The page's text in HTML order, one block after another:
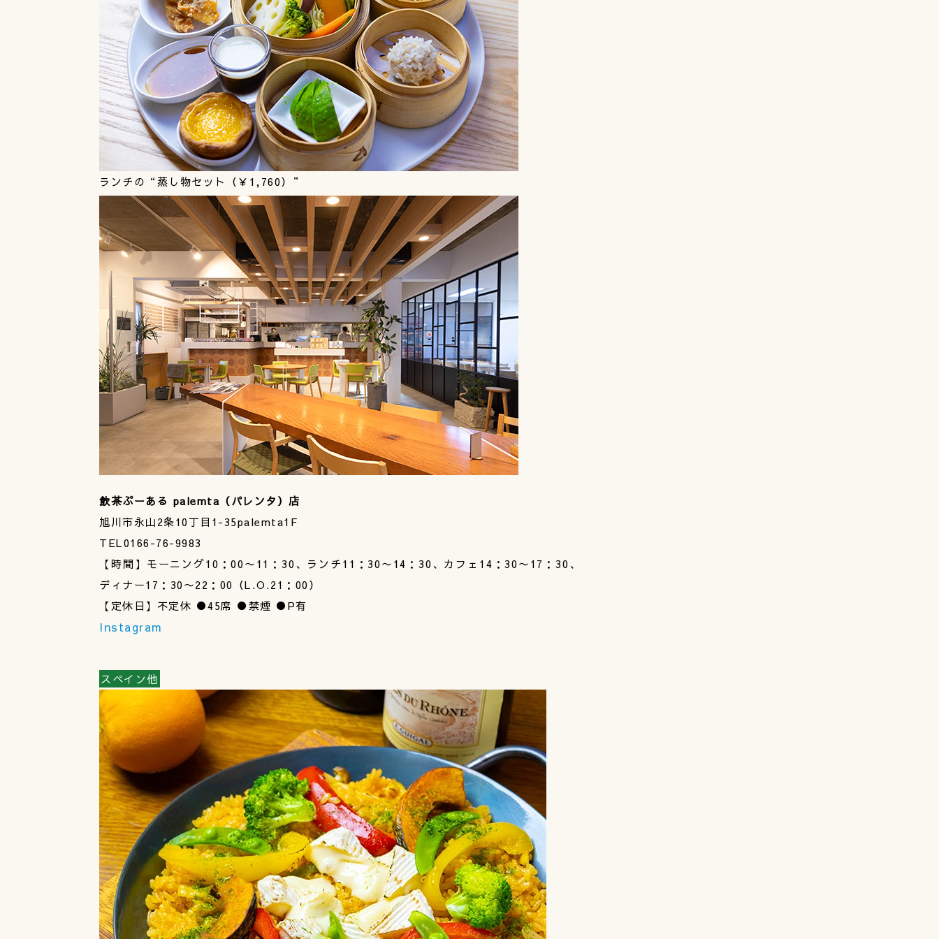
ランチの“蒸し物セット（￥1,760）”
飲茶ぷーある palemta（パレンタ）店
旭川市永山2条10丁目1-35palemta1F
TEL0166-76-9983
【時間】モーニング10：00〜11：30、ランチ11：30〜14：30、カフェ14：30〜17：30、
ディナー17：30〜22：00（L.O.21：00）
【定休日】不定休 ●45席 ●禁煙 ●P有
Instagram
スペイン他